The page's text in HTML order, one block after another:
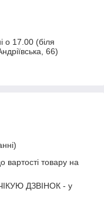
о 17.00 (біля
66)
вартості товару на
ДЗВІНОК - у